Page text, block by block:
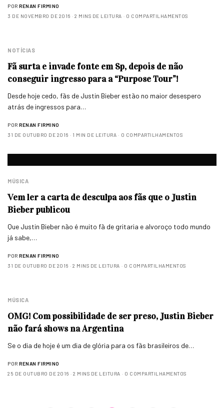
POR RENAN FIRMINO
3 DE NOVEMBRO DE 2016
2 MINS DE LEITURA 0 COMPARTILHAMENTOS
NOTÍCIAS
Fã surta e invade fonte em Sp, depois de não
conseguir ingresso para a “Purpose Tour”!
Desde hoje cedo, fãs de Justin Bieber estão no maior desespero
atrás de ingressos para…
POR RENAN FIRMINO
31 DE OUTUBRO DE 2016
1 MIN DE LEITURA 0 COMPARTILHAMENTOS
MÚSICA
Vem ler a carta de desculpa aos fãs que o Justin
Bieber publicou
Que Justin Bieber não é muito fã de gritaria e alvoroço todo mundo
já sabe,…
POR RENAN FIRMINO
31 DE OUTUBRO DE 2016
2 MINS DE LEITURA 0 COMPARTILHAMENTOS
MÚSICA
OMG! Com possibilidade de ser preso, Justin Bieber
não fará shows na Argentina
Se o dia de hoje é um dia de glória para os fãs brasileiros de…
POR RENAN FIRMINO
25 DE OUTUBRO DE 2016
2 MINS DE LEITURA 0 COMPARTILHAMENTOS